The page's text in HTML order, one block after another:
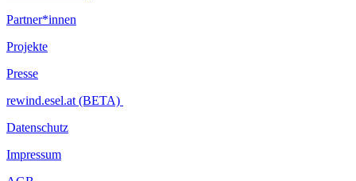
Partner*innen
Projekte
Presse
rewind.esel.at (BETA)
Datenschutz
Impressum